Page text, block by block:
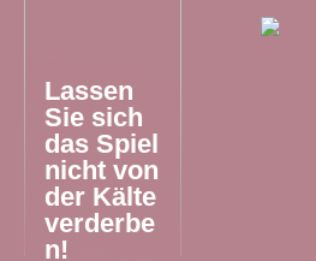
Lassen
Sie sich
das Spiel
nicht von
der Kälte
verderbe
n!